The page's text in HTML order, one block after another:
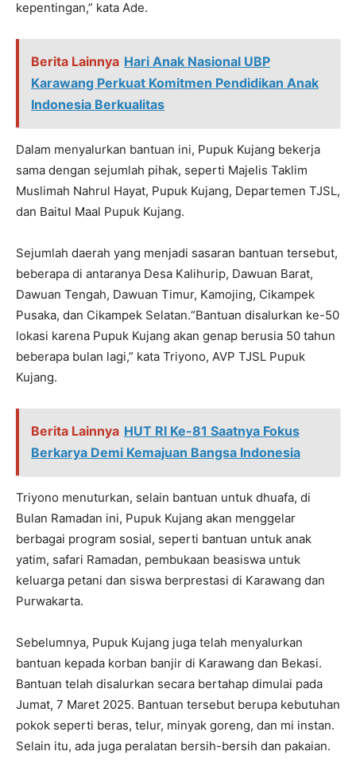
kepentingan,” kata Ade.
Berita Lainnya Hari Anak Nasional UBP
Karawang Perkuat Komitmen Pendidikan Anak
Indonesia Berkualitas
Dalam menyalurkan bantuan ini, Pupuk Kujang bekerja
sama dengan sejumlah pihak, seperti Majelis Taklim
Muslimah Nahrul Hayat, Pupuk Kujang, Departemen TJSL,
dan Baitul Maal Pupuk Kujang.
Sejumlah daerah yang menjadi sasaran bantuan tersebut,
beberapa di antaranya Desa Kalihurip, Dawuan Barat,
Dawuan Tengah, Dawuan Timur, Kamojing, Cikampek
Pusaka, dan Cikampek Selatan.“Bantuan disalurkan ke-50
lokasi karena Pupuk Kujang akan genap berusia 50 tahun
beberapa bulan lagi,” kata Triyono, AVP TJSL Pupuk
Kujang.
Berita Lainnya HUT RI Ke-81 Saatnya Fokus
Berkarya Demi Kemajuan Bangsa Indonesia
Triyono menuturkan, selain bantuan untuk dhuafa, di
Bulan Ramadan ini, Pupuk Kujang akan menggelar
berbagai program sosial, seperti bantuan untuk anak
yatim, safari Ramadan, pembukaan beasiswa untuk
keluarga petani dan siswa berprestasi di Karawang dan
Purwakarta.
Sebelumnya, Pupuk Kujang juga telah menyalurkan
bantuan kepada korban banjir di Karawang dan Bekasi.
Bantuan telah disalurkan secara bertahap dimulai pada
Jumat, 7 Maret 2025. Bantuan tersebut berupa kebutuhan
pokok seperti beras, telur, minyak goreng, dan mi instan.
Selain itu, ada juga peralatan bersih-bersih dan pakaian.